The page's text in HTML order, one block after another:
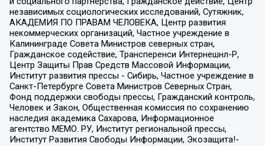
независимых социологических исследований, Сутяжник,
АКАДЕМИЯ ПО ПРАВАМ ЧЕЛОВЕКА, Центр развития
некоммерческих организаций, Частное учреждение в
Калининграде Совета Министров северных стран,
Гражданское содействие, Трансперенси Интернешнл-Р,
Центр Защиты Прав Средств Массовой Информации,
Институт развития прессы - Сибирь, Частное учреждение в
Санкт-Петербурге Совета Министров Северных Стран,
Фонд поддержки свободы прессы, Гражданский контроль,
Человек и Закон, Общественная комиссия по сохранению
наследия академика Сахарова, Информационное
агентство МЕМО. РУ, Институт региональной прессы,
Институт Развития Свободы Информации, Экозащита!-